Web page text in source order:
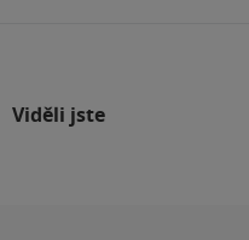
Viděli jste